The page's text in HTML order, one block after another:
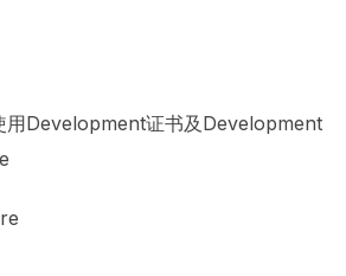
用Development证书及Development